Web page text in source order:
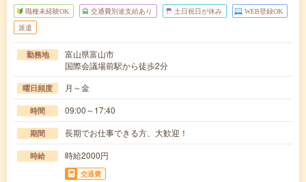
職種未経験OK 交通費別途支給あり 土日祝日が休み WEB登録OK
派遣
勤務地
富山県富山市
国際会議場前駅から徒歩2分
曜日頻度 月～金
時間 09:00～17:40
期間 長期でお仕事できる方、大歓迎！
時給 時給2000円
交通費